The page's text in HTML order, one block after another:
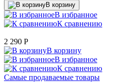
В корзину
В избранное
К сравнению
2 290 P
В корзину
В избранное
К сравнению
Самые продаваемые товары